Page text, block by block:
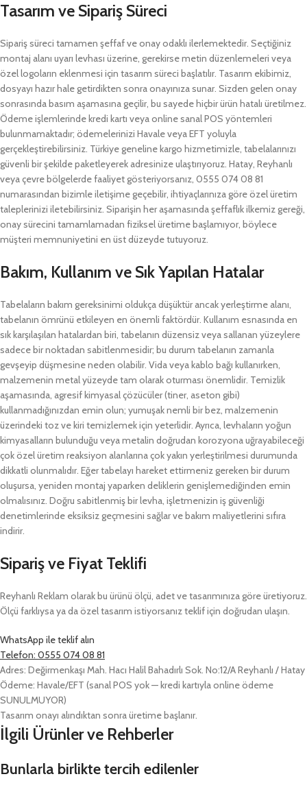
Tasarım ve Sipariş Süreci
Sipariş süreci tamamen şeffaf ve onay odaklı ilerlemektedir. Seçtiğiniz
montaj alanı uyarı levhası üzerine, gerekirse metin düzenlemeleri veya
özel logoların eklenmesi için tasarım süreci başlatılır. Tasarım ekibimiz,
dosyayı hazır hale getirdikten sonra onayınıza sunar. Sizden gelen onay
sonrasında basım aşamasına geçilir, bu sayede hiçbir ürün hatalı üretilmez.
Ödeme işlemlerinde kredi kartı veya online sanal POS yöntemleri
bulunmamaktadır; ödemelerinizi Havale veya EFT yoluyla
gerçekleştirebilirsiniz. Türkiye geneline kargo hizmetimizle, tabelalarınızı
güvenli bir şekilde paketleyerek adresinize ulaştırıyoruz. Hatay, Reyhanlı
veya çevre bölgelerde faaliyet gösteriyorsanız, 0555 074 08 81
numarasından bizimle iletişime geçebilir, ihtiyaçlarınıza göre özel üretim
taleplerinizi iletebilirsiniz. Siparişin her aşamasında şeffaflık ilkemiz gereği,
onay sürecini tamamlamadan fiziksel üretime başlamıyor, böylece
müşteri memnuniyetini en üst düzeyde tutuyoruz.
Bakım, Kullanım ve Sık Yapılan Hatalar
Tabelaların bakım gereksinimi oldukça düşüktür ancak yerleştirme alanı,
tabelanın ömrünü etkileyen en önemli faktördür. Kullanım esnasında en
sık karşılaşılan hatalardan biri, tabelanın düzensiz veya sallanan yüzeylere
sadece bir noktadan sabitlenmesidir; bu durum tabelanın zamanla
gevşeyip düşmesine neden olabilir. Vida veya kablo bağı kullanırken,
malzemenin metal yüzeyde tam olarak oturması önemlidir. Temizlik
aşamasında, agresif kimyasal çözücüler (tiner, aseton gibi)
kullanmadığınızdan emin olun; yumuşak nemli bir bez, malzemenin
üzerindeki toz ve kiri temizlemek için yeterlidir. Ayrıca, levhaların yoğun
kimyasalların bulunduğu veya metalin doğrudan korozyona uğrayabileceği
çok özel üretim reaksiyon alanlarına çok yakın yerleştirilmesi durumunda
dikkatli olunmalıdır. Eğer tabelayı hareket ettirmeniz gereken bir durum
oluşursa, yeniden montaj yaparken deliklerin genişlemediğinden emin
olmalısınız. Doğru sabitlenmiş bir levha, işletmenizin iş güvenliği
denetimlerinde eksiksiz geçmesini sağlar ve bakım maliyetlerini sıfıra
indirir.
Sipariş ve Fiyat Teklifi
Reyhanlı Reklam olarak bu ürünü ölçü, adet ve tasarımınıza göre üretiyoruz.
Ölçü farklıysa ya da özel tasarım istiyorsanız teklif için doğrudan ulaşın.
WhatsApp ile teklif alın
Telefon: 0555 074 08 81
Adres: Değirmenkaşı Mah. Hacı Halil Bahadırlı Sok. No:12/A Reyhanlı / Hatay
Ödeme: Havale/EFT (sanal POS yok — kredi kartıyla online ödeme
SUNULMUYOR)
Tasarım onayı alındıktan sonra üretime başlanır.
İlgili Ürünler ve Rehberler
Bunlarla birlikte tercih edilenler